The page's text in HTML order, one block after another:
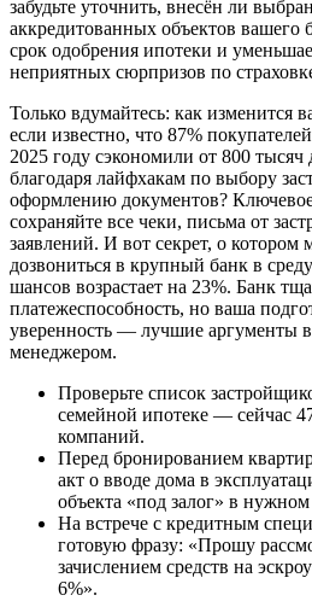
забудьте уточнить, внесён ли
аккредитованных объектов вашего
срок одобрения ипотеки и
неприятных сюрпризов по
Только вдумайтесь: как изменится
если известно, что 87%
2025 году сэкономили от 800
благодаря лайфхакам по выбору
оформлению документов?
сохраняйте все чеки, письма от
заявлений. И вот секрет, о котором
дозвониться в крупный банк в
шансов возрастает на 23%. Банк
платежеспособность, но ваша
уверенность — лучшие аргументы
менеджером.
Проверьте список
семейной ипотеке — сейчас
компаний.
Перед бронированием
акт о вводе дома в
объекта «под залог» в нужном
На встрече с кредитным
готовую фразу: «Прошу
зачислением средств на
6%».